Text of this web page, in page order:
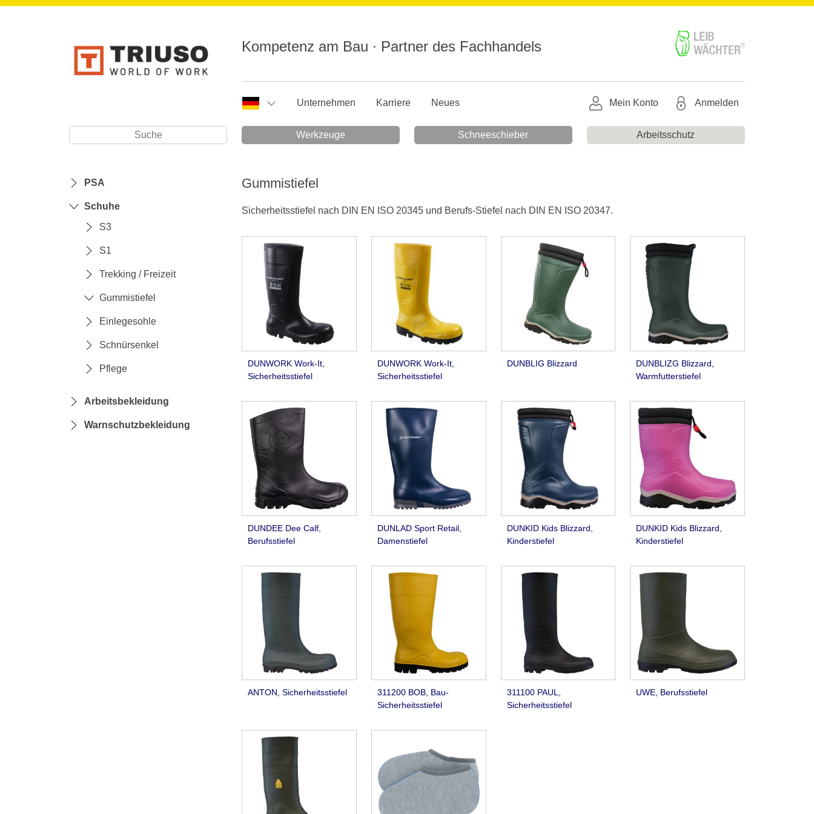
Kompetenz am Bau ∙ Partner des Fachhandels
Unternehmen Karriere Neues Mein Konto Anmelden
Werkzeuge Schneeschieber Arbeitsschutz
PSA
Schuhe
S3
S1
Trekking / Freizeit
Gummistiefel
Einlegesohle
Schnürsenkel
Pflege
Arbeitsbekleidung
Warnschutzbekleidung
Gummistiefel
Sicherheitsstiefel nach DIN EN ISO 20345 und Berufs-Stiefel nach DIN EN ISO 20347.
DUNWORK Work-It,
Sicherheitsstiefel
DUNWORK Work-It,
Sicherheitsstiefel
DUNBLIG Blizzard
DUNBLIZG Blizzard,
Warmfutterstiefel
DUNDEE Dee Calf,
Berufsstiefel
DUNLAD Sport Retail,
Damenstiefel
DUNKID Kids Blizzard,
Kinderstiefel
DUNKID Kids Blizzard,
Kinderstiefel
ANTON, Sicherheitsstiefel
311200 BOB, Bau-
Sicherheitsstiefel
311100 PAUL,
Sicherheitsstiefel
UWE, Berufsstiefel